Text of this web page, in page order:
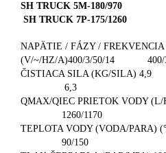
SH TRUCK 5M-180/970
SH TRUCK 7P-175/1260
NAPÄTIE / FÁZY / FREKVENCIA
(V/~/HZ/A)400/3/50/14 400/
ČISTIACA SILA
6,3
QMAX/QIEC PRIETOK
1260/1170
TEPLOTA VODY
90/150